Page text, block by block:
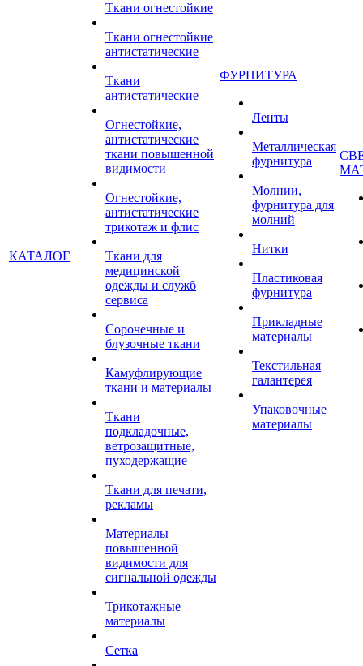
КАТАЛОГ
Ткани огнестойкие
Ткани огнестойкие
антистатические
Ткани
антистатические
Огнестойкие,
антистатические
ткани повышенной
видимости
Огнестойкие,
антистатические
трикотаж и флис
Ткани для
медицинской
одежды и служб
сервиса
Сорочечные и
блузочные ткани
Камуфлирующие
ткани и материалы
Ткани
подкладочные,
ветрозащитные,
пуходержащие
Ткани для печати,
рекламы
Материалы
повышенной
видимости для
сигнальной одежды
Трикотажные
материалы
Сетка
ФУРНИТУРА
Ленты
Металлическая
фурнитура
Молнии,
фурнитура для
молний
Нитки
Пластиковая
фурнитура
Прикладные
материалы
Текстильная
галантерея
Упаковочные
материалы